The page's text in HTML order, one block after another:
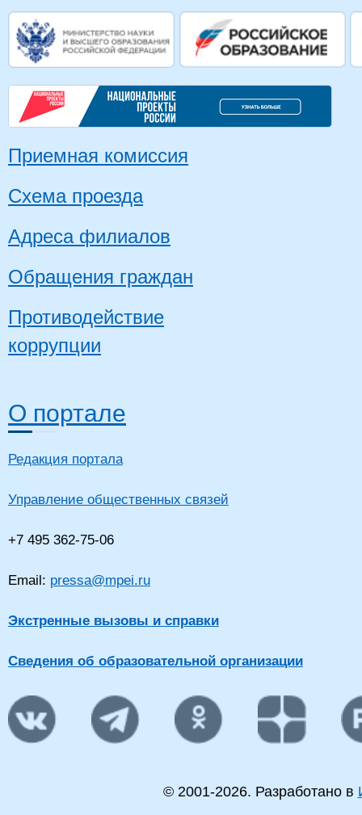
Приемная комиссия
Схема проезда
Адреса филиалов
Обращения граждан
Противодействие
коррупции
О портале
Редакция портала
Управление общественных связей
+7 495 362-75-06
Email: pressa@mpei.ru
Экстренные вызовы и справки
Сведения об образовательной организации
© 2001-2026. Разработано в